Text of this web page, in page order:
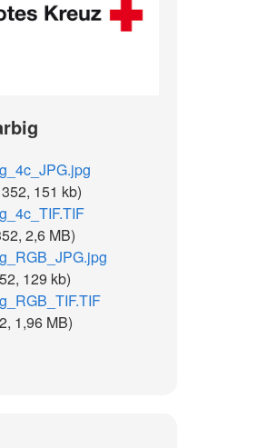
151 kb)
2,6 MB)
129 kb)
1,96 MB)